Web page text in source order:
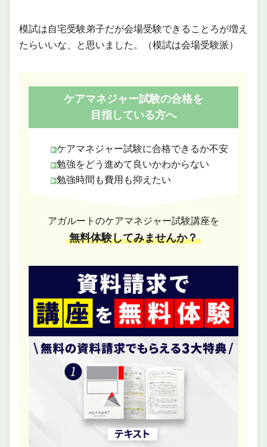
模試は自宅受験弟子だが会場受験できることろが増え
たらいいな、と思いました。（模試は会場受験派）
ケアマネジャー試験の合格を
目指している方へ
ケアマネジャー試験に合格できるか不安
勉強をどう進めて良いかわからない
勉強時間も費用も抑えたい
アガルートのケアマネジャー試験講座を
無料体験してみませんか？